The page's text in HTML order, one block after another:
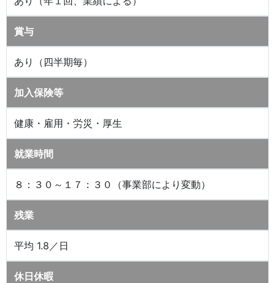
賞与
あり（四半期毎）
加入保険等
健康・雇用・労災・厚生
就業時間
８：３０～１７：３０（事業部により変動）
残業
平均 1.8／日
休日休暇